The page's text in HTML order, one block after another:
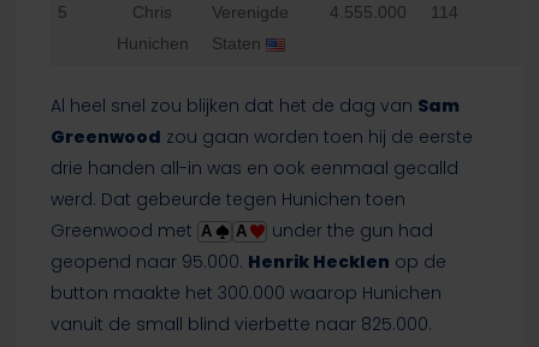
5
Chris
Hunichen
Verenigde
Staten
4.555.000 114
Al heel snel zou blijken dat het de dag van Sam
Greenwood zou gaan worden toen hij de eerste
drie handen all-in was en ook eenmaal gecalld
werd. Dat gebeurde tegen Hunichen toen
Greenwood met A A
under the gun had
geopend naar 95.000. Henrik Hecklen op de
button maakte het 300.000 waarop Hunichen
vanuit de small blind vierbette naar 825.000.